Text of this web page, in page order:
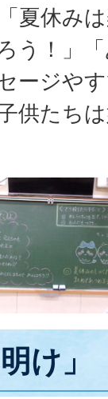
夏休み
う！」
ージや
供たち
け」